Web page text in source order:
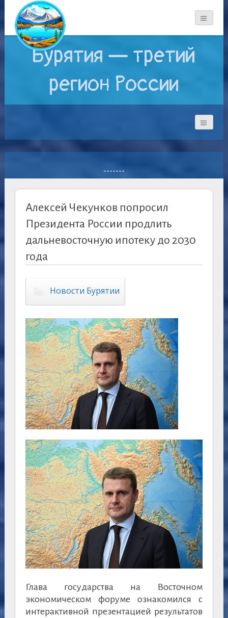
Бурятия — третий
регион России
-------
Алексей Чекунков попросил
Президента России продлить
дальневосточную ипотеку до 2030
года
Новости Бурятии
Глава государства на Восточном
экономическом форуме ознакомился с
интерактивной презентацией результатов